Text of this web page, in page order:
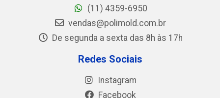
(11) 4359-6950
vendas@polimold.com.br
De segunda a sexta das 8h às 17h
Redes Sociais
Instagram
Facebook